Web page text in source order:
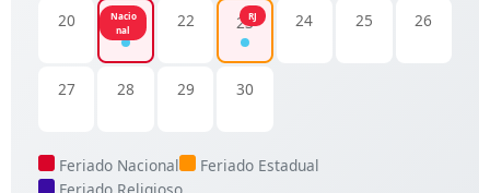
20
Nacio
nal
21 22 RJ
23 24 25 26
27 28 29 30
Feriado Nacional
Feriado Estadual
Feriado Religioso